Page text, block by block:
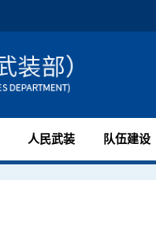
人民武装 队伍建设